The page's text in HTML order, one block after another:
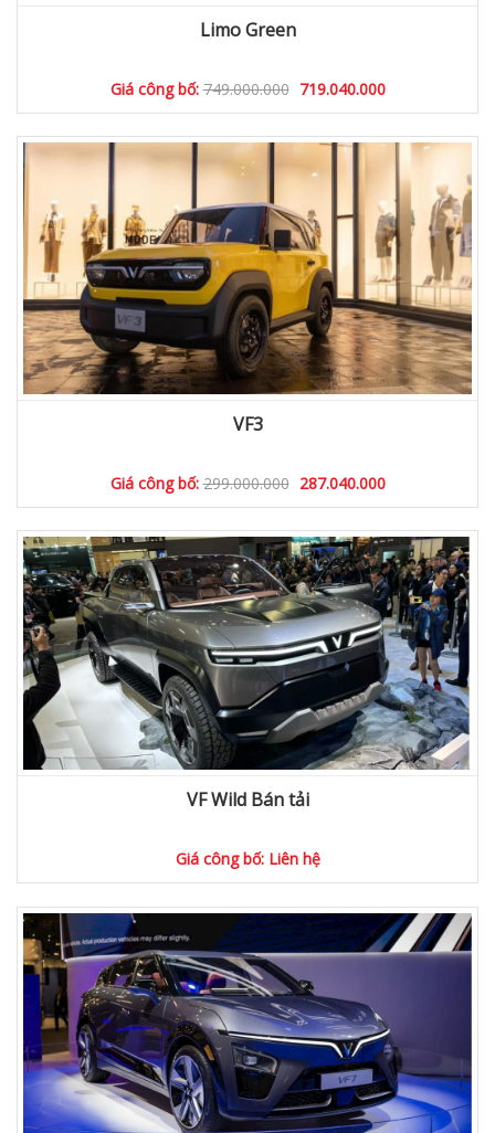
Limo Green
Giá công bố:749.000.000 719.040.000
VF3
Giá công bố:299.000.000 287.040.000
VF Wild Bán tải
Giá công bố: Liên hệ